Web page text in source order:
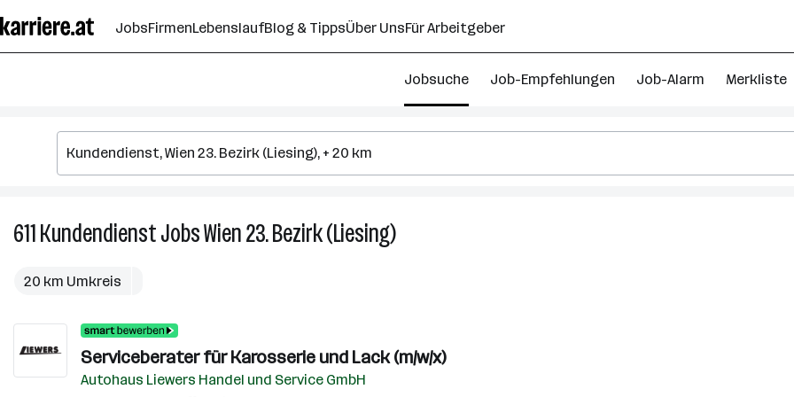
Seiteninhalt
springen
JobsFirmenLebenslaufBlog & TippsÜber UnsFür Arbeitgeber
Jobsuche Job-Empfehlungen Job-Alarm Merkliste
611KundendienstJobsWien 23. Bezirk (Liesing)611
Bezirk
20 km Umkreis
Serviceberater für Karosserie und Lack (m/w/x)
Autohaus Liewers Handel und Service GmbH